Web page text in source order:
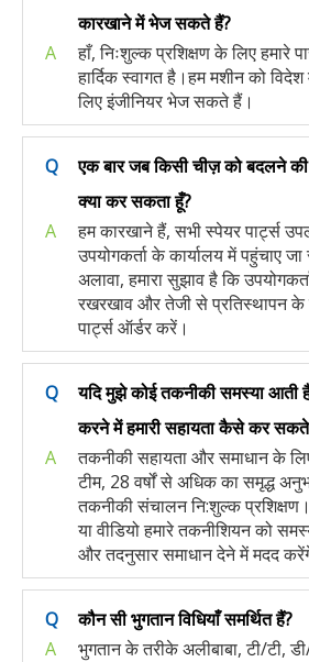
कारखाने में भेज सकते हैं?
A
हाँ, निःशुल्क प्रशिक्षण के लिए
हार्दिक स्वागत है।हम मशीन को
लिए इंजीनियर भेज सकते हैं।
Q
एक बार जब किसी चीज़ को बदलने
क्या कर सकता हूँ?
A
हम कारखाने हैं, सभी स्पेयर पार्ट्स
उपयोगकर्ता के कार्यालय में पहुंचाए
अलावा, हमारा सुझाव है कि
रखरखाव और तेजी से प्रतिस्थापन के
पार्ट्स ऑर्डर करें।
Q
यदि मुझे कोई तकनीकी समस्या
करने में हमारी सहायता कैसे कर
A
तकनीकी सहायता और समाधान के
टीम, 28 वर्षों से अधिक का समृद्ध
तकनीकी संचालन नि:शुल्क
या वीडियो हमारे तकनीशियन को
और तदनुसार समाधान देने में मदद
Q
कौन सी भुगतान विधियाँ समर्थित हैं?
A
भुगतान के तरीके अलीबाबा, टी/टी,